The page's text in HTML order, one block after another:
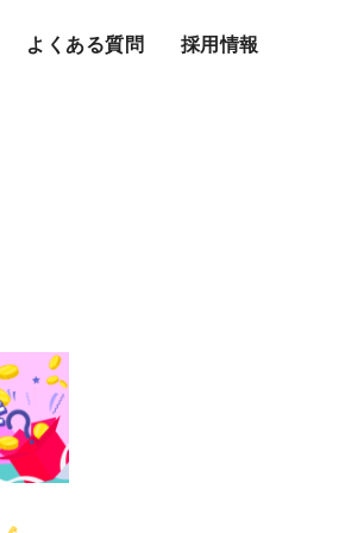
よくある質問 採用情報